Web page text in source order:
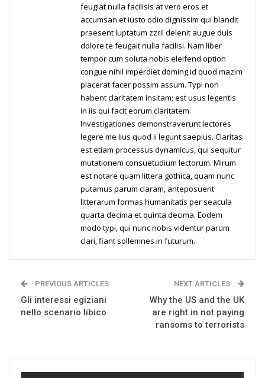
feugiat nulla facilisis at vero eros et
accumsan et iusto odio dignissim qui blandit
praesent luptatum zzril delenit augue duis
dolore te feugait nulla facilisi. Nam liber
tempor cum soluta nobis eleifend option
congue nihil imperdiet doming id quod mazim
placerat facer possim assum. Typi non
habent claritatem insitam; est usus legentis
in iis qui facit eorum claritatem.
Investigationes demonstraverunt lectores
legere me lius quod ii legunt saepius. Claritas
est etiam processus dynamicus, qui sequitur
mutationem consuetudium lectorum. Mirum
est notare quam littera gothica, quam nunc
putamus parum claram, anteposuerit
litterarum formas humanitatis per seacula
quarta decima et quinta decima. Eodem
modo typi, qui nunc nobis videntur parum
clari, fiant sollemnes in futurum.
PREVIOUS ARTICLES
Gli interessi egiziani
nello scenario libico
NEXT ARTICLES
Why the US and the UK
are right in not paying
ransoms to terrorists